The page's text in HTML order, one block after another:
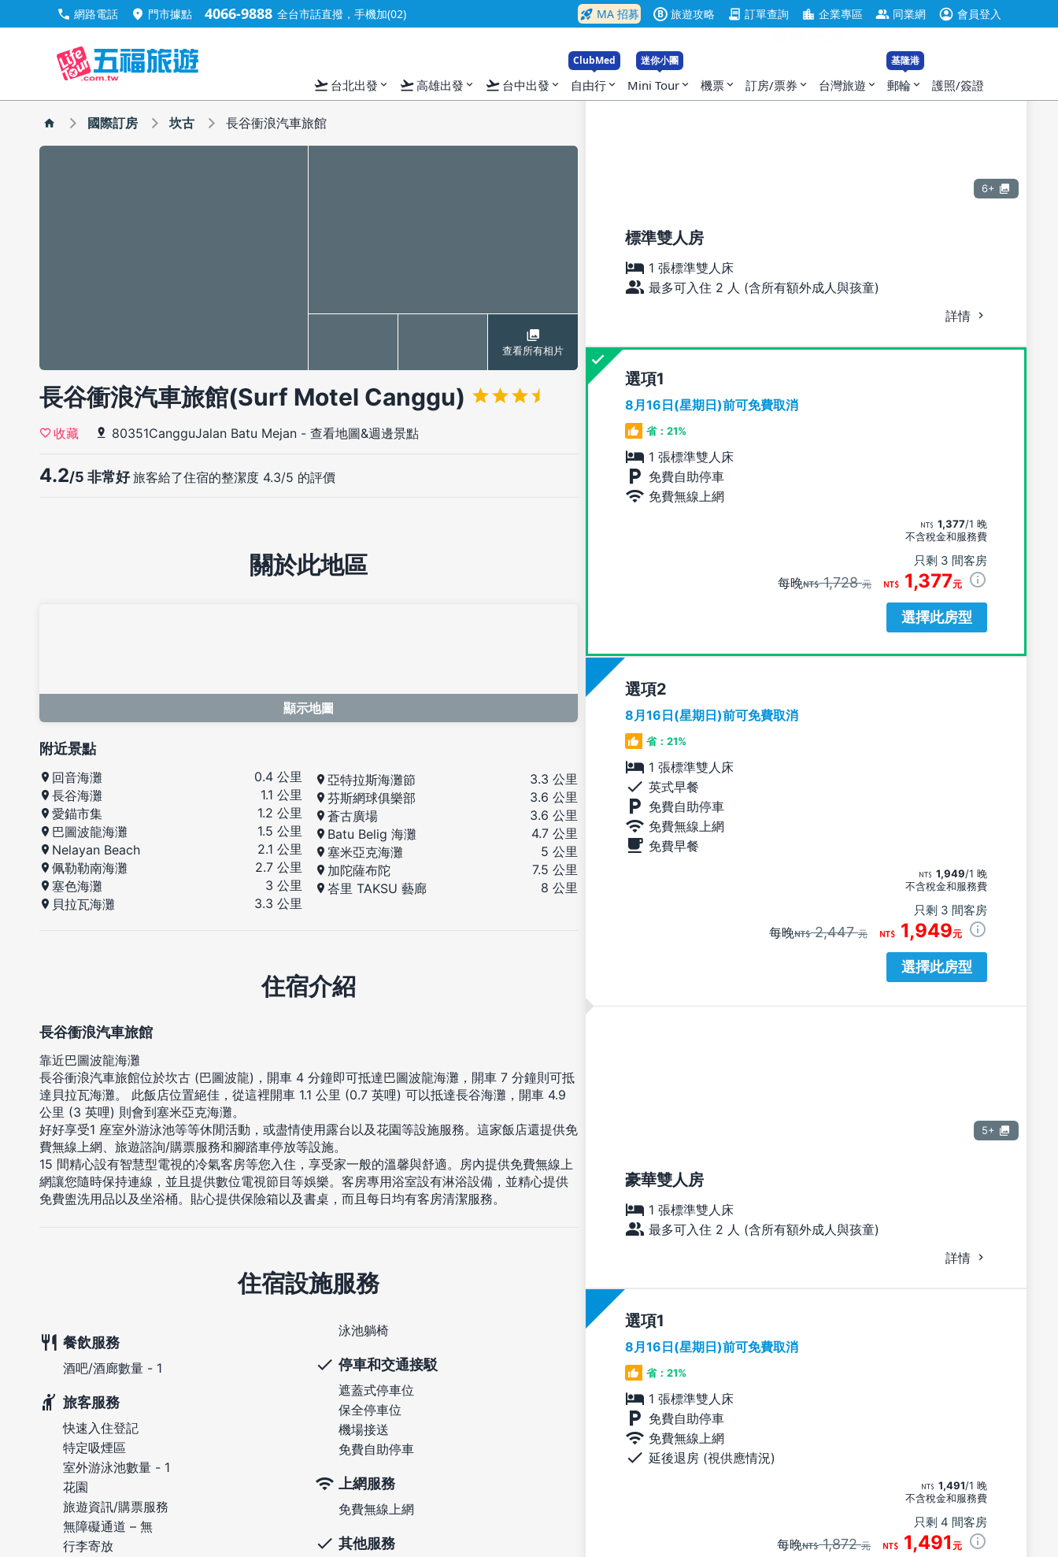
call 網路電話 location_on 門市據點 4066-9888 全台市話直撥，手機加(02) rocket_launch MA 招募 B 旅遊攻略 contract 訂單查詢 location_city 企業專區 group 同業網 account_circle 會員登入
flight_takeoff 台北出發 expand_more flight_takeoff高雄出發 expand_more flight_takeoff 台中出發 expand_more
ClubMed
自由行 expand_more
迷你小團
Mini Tour expand_more 機票 expand_more 訂房/票券 expand_more 台灣旅遊 expand_more
基隆港
郵輪 expand_more 護照/簽證
國際訂房 坎古 長谷衝浪汽車旅館
查看所有相片
長谷衝浪汽車旅館(Surf Motel Canggu)
收藏 80351CangguJalan Batu Mejan - 查看地圖&週邊景點
4.2/5 非常好旅客給了住宿的整潔度 4.3/5 的評價
選擇客房
6+
標準雙人房
1 張標準雙人床
最多可入住 2 人 (含所有額外成人與孩童)
詳情
選項
8月16日(星期日)前可免費取消
省：21%
1 張標準雙人床
免費自助停車
免費無線上網
1,377/1 晚
不含稅金和服務費
只剩 3 間客房
每晚 1,728元 1,377元
選擇此房型
選項
8月16日(星期日)前可免費取消
省：21%
1 張標準雙人床
英式早餐
免費自助停車
免費無線上網
免費早餐
1,949/1 晚
不含稅金和服務費
只剩 3 間客房
每晚 2,447元 1,949元
選擇此房型
5+
豪華雙人房
1 張標準雙人床
最多可入住 2 人 (含所有額外成人與孩童)
詳情
選項
8月16日(星期日)前可免費取消
省：21%
1 張標準雙人床
免費自助停車
免費無線上網
延後退房 (視供應情況)
1,491/1 晚
不含稅金和服務費
只剩 4 間客房
每晚 1,872元 1,491 元
關於此地區
顯示地圖
附近景點
回音海灘
0.4 公里
長谷海灘
1.1 公里
愛錨市集
1.2 公里
巴圖波龍海灘
1.5 公里
Nelayan Beach
2.1 公里
佩勒勒南海灘
2.7 公里
塞色海灘
3 公里
貝拉瓦海灘
3.3 公里
亞特拉斯海灘節
3.3 公里
芬斯網球俱樂部
3.6 公里
蒼古廣場
3.6 公里
Batu Belig 海灘
4.7 公里
塞米亞克海灘
5 公里
加陀薩布陀
7.5 公里
峇里 TAKSU 藝廊
8 公里
住宿介紹
長谷衝浪汽車旅館
靠近巴圖波龍海灘
長谷衝浪汽車旅館位於坎古 (巴圖波龍)，開車 4 分鐘即可抵達巴圖波龍海灘，開車 7 分鐘則可抵
達貝拉瓦海灘。 此飯店位置絕佳，從這裡開車 1.1 公里 (0.7 英哩) 可以抵達長谷海灘，開車 4.9
公里 (3 英哩) 則會到塞米亞克海灘。
好好享受1 座室外游泳池等等休閒活動，或盡情使用露台以及花園等設施服務。這家飯店還提供免
費無線上網、旅遊諮詢/購票服務和腳踏車停放等設施。
15 間精心設有智慧型電視的冷氣客房等您入住，享受家一般的溫馨與舒適。房內提供免費無線上
網讓您隨時保持連線，並且提供數位電視節目等娛樂。客房專用浴室設有淋浴設備，並精心提供
免費盥洗用品以及坐浴桶。貼心提供保險箱以及書桌，而且每日均有客房清潔服務。
住宿設施服務
餐飲服務
酒吧/酒廊數量 - 1
旅客服務
快速入住登記
特定吸煙區
室外游泳池數量 - 1
花園
旅遊資訊/購票服務
無障礙通道 – 無
行李寄放
泳池躺椅
停車和交通接駁
遮蓋式停車位
保全停車位
機場接送
免費自助停車
上網服務
免費無線上網
其他服務